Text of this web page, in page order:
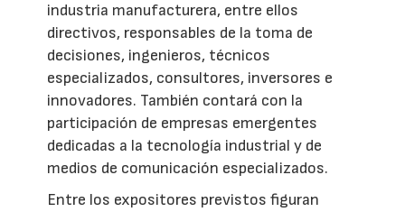
industria manufacturera, entre ellos
directivos, responsables de la toma de
decisiones, ingenieros, técnicos
especializados, consultores, inversores e
innovadores. También contará con la
participación de empresas emergentes
dedicadas a la tecnología industrial y de
medios de comunicación especializados.
Entre los expositores previstos figuran